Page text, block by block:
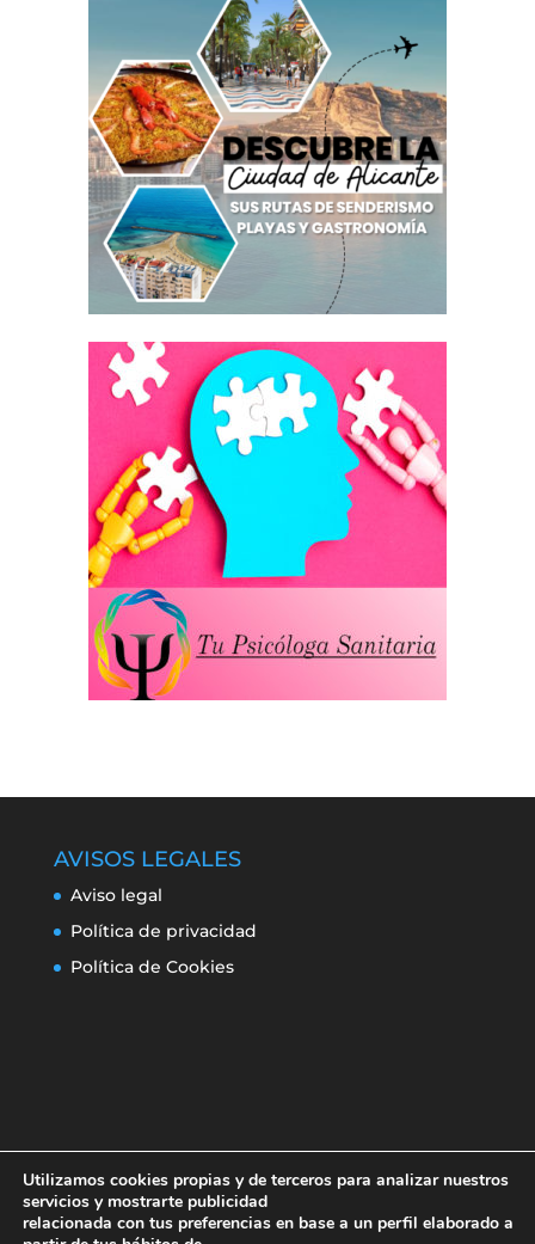
AVISOS LEGALES
Aviso legal
Política de privacidad
Política de Cookies
Utilizamos cookies propias y de terceros para analizar nuestros
servicios y mostrarte publicidad
relacionada con tus preferencias en base a un perfil elaborado a